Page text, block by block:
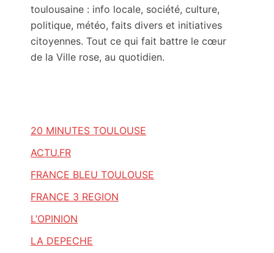
toulousaine : info locale, société, culture,
politique, météo, faits divers et initiatives
citoyennes. Tout ce qui fait battre le cœur
de la Ville rose, au quotidien.
20 MINUTES TOULOUSE
ACTU.FR
FRANCE BLEU TOULOUSE
FRANCE 3 REGION
L’OPINION
LA DEPECHE